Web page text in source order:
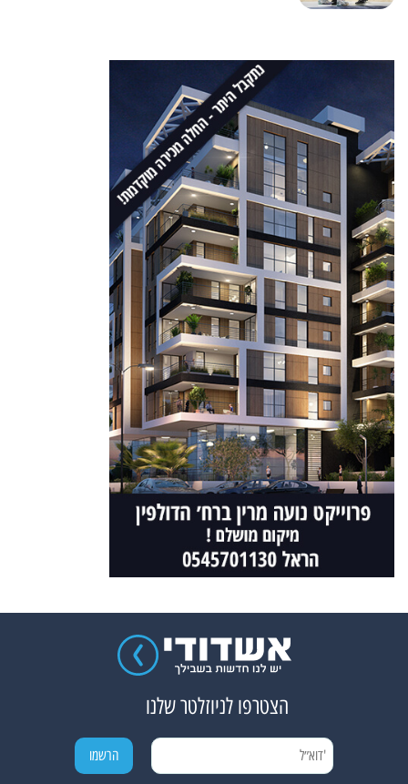
הצטרפו לניוזלטר שלנו